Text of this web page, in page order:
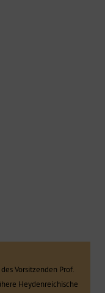
Vorsitzenden Prof.
Heydenreichische